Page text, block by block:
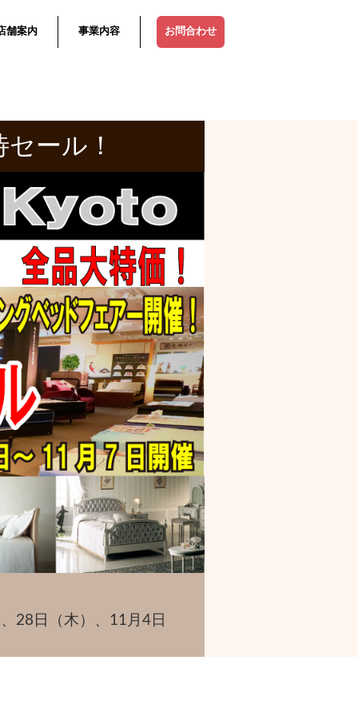
舗案内 事業内容 お問合わせ
ール！
日（木）、11月4日